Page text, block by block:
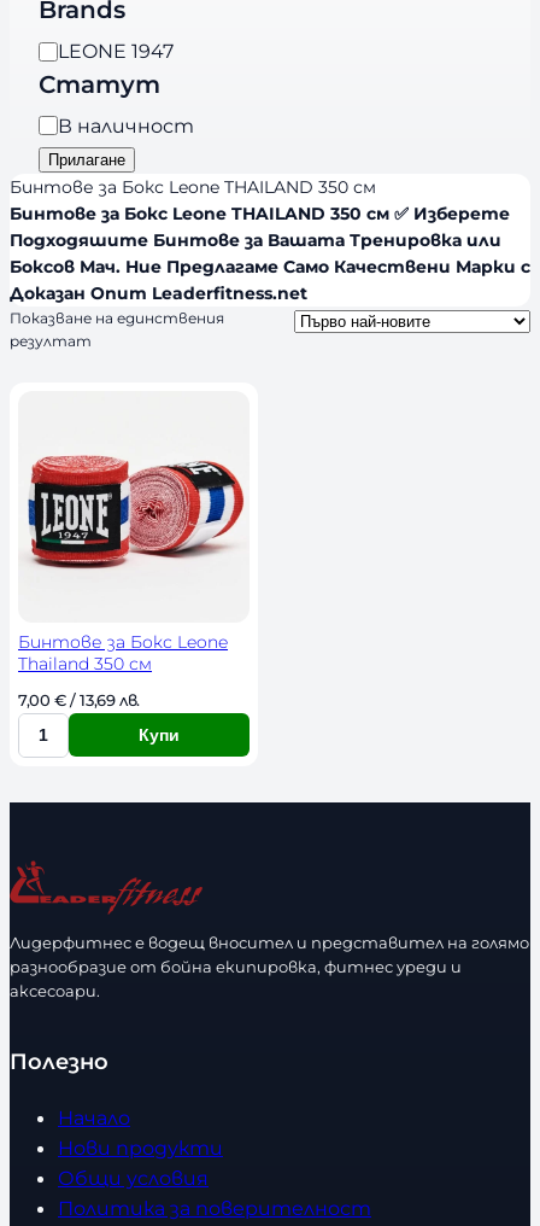
г
о
р
и
я
Brands
B
r
a
n
d
s
LEONE 1947
Статут
Н
а
л
и
ч
н
о
с
В наличност
Прилагане
Бинтове за Бокс Leone THAILAND 350 см
Бинтове за Бокс Leone THAILAND 350 см ✅ Изберете
Подходяшите Бинтове за Вашата Тренировка или
Боксов Мач. Ние Предлагаме Само Качествени Марки с
Доказан Опит Leaderfitness.net
Показване на единствения
резултат
Бинтове за Бокс Leone
Thailand 350 см
7,00 € / 13,69 лв.
К
л
ч
е
т
в
Купи
Лидерфитнес е водещ вносител и представител на голямо
разнообразие от бойна екипировка, фитнес уреди и
аксесоари.
Полезно
Начало
Нови продукти
Общи условия
Политика за поверителност